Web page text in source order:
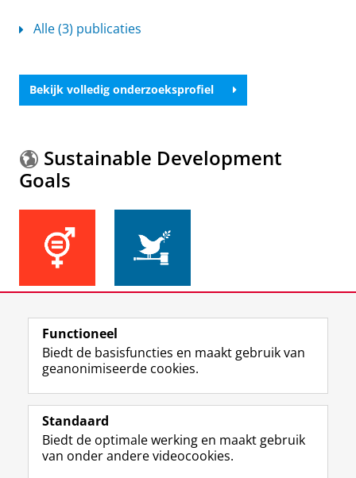
Alle (3) publicaties
Bekijk volledig onderzoeksprofiel
Sustainable Development
Goals
Meer informatie over deSustainable Development
Goals.
Volg de RUG
F
a
e
b
L
i
k
e
R
S
-
f
I
n
t
Y
o
T
Studiekiezers
Functioneel
Biedt de basisfuncties en maakt gebruik van
geanonimiseerde cookies.
Standaard
Biedt de optimale werking en maakt gebruik
van onder andere videocookies.